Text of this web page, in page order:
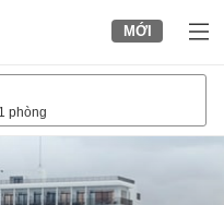
MỚI
1 phòng